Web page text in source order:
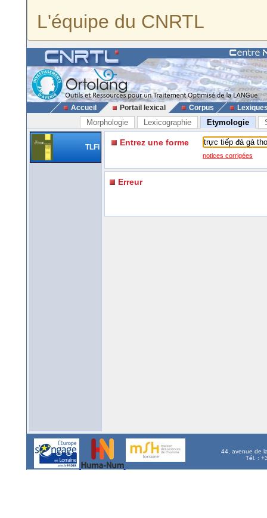
L'équipe du CNRTL
Accueil Portail lexical Corpus
Morphologie Lexicographie Etymologie
TLFi Entrez une forme
notices corrigées
Erreur
44, avenue de
Tél. :